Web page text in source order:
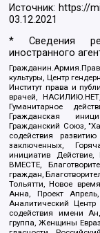
Источник: https://
03.12.2021
* Сведения
иностранного
культуры, Центр
Институт права и
врачей,
Гуманитарное
Гражданская
Гражданский Союз,
содействия
заключенных,
инициатив
ВМЕСТЕ,
граждан,
Тольятти, Новое
Анна, Проект
Аналитический
содействия имени
группа, Женщины